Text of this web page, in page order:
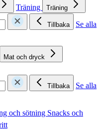
Träning Träning
Tillbaka
Se alla
Mat och dryck
Tillbaka
Se alla
och sötning Snacks och